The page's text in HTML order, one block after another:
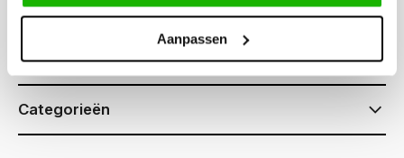
Aanpassen
Klantenservice
Informatie
Categorieën